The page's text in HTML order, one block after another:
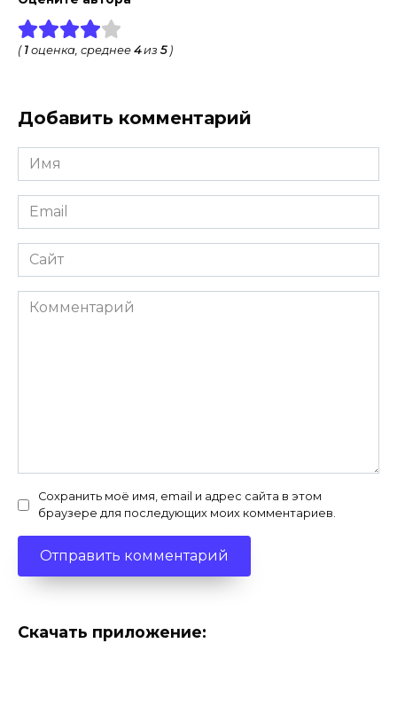
( 1 оценка, среднее 4из 5)
Добавить комментарий
Имя
*
Email
*
Сайт
Комментарий
Сохранить моё имя, email и адрес сайта в этом
браузере для последующих моих комментариев.
Скачать приложение: